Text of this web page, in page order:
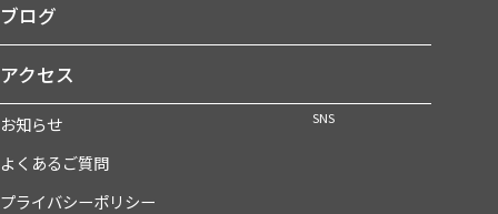
ブログ
アクセス
お知らせ
よくあるご質問
プライバシーポリシー
SNS